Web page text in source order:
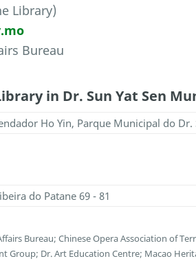
Library)
Bureau
in Dr. Sun Yat Sen
Ho Yin, Parque Municipal do Dr.
do Patane 69 - 81
Bureau; Chinese Opera Association of
Group; Dr. Art Education Centre; Macao